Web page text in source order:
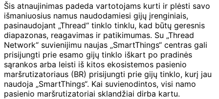
Šis atnaujinimas padeda vartotojams kurti ir plėsti savo
išmaniuosius namus naudodamiesi gijų įrenginiais,
pasinaudojant „Thread“ tinklo tinklu, kad būtų geresnis
diapazonas, reagavimas ir patikimumas. Su „Thread
Network“ suvienijimu naujas „SmartThings“ centras gali
prisijungti prie esamo gijų tinklo iškart po pradinės
sąrankos arba leisti iš kitos ekosistemos pasienio
maršrutizatoriaus (BR) prisijungti prie gijų tinklo, kurį jau
naudoja „SmartThings“. Kai suvienodintos, visi namo
pasienio maršrutizatoriai sklandžiai dirba kartu.